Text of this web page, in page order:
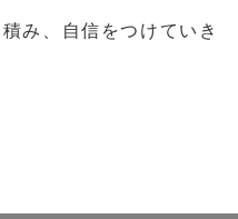
み、自信をつけていき